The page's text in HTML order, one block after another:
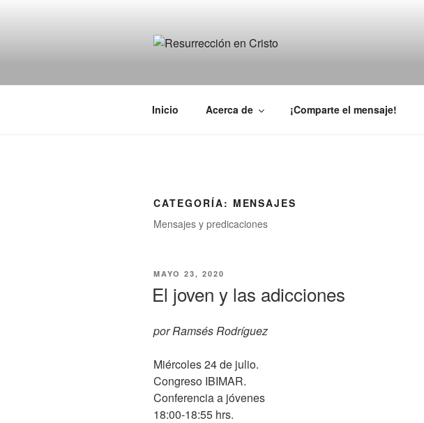
Inicio Acerca de ¡Comparte el mensaje!
CATEGORÍA: MENSAJES
Mensajes y predicaciones
PUBLICADO
MAYO 23, 2020
El joven y las adicciones
por Ramsés Rodríguez
Miércoles 24 de julio.
Congreso IBIMAR.
Conferencia a jóvenes
18:00-18:55 hrs.